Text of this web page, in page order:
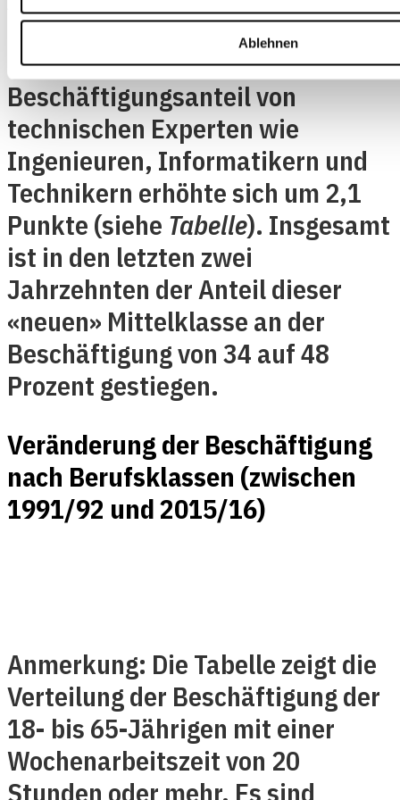
Ablehnen
Sozialarbeitern stieg um 3,3
Punkte, und der
Beschäftigungsanteil von
technischen Experten wie
Ingenieuren, Informatikern und
Technikern erhöhte sich um 2,1
Punkte (siehe Tabelle). Insgesamt
ist in den letzten zwei
Jahrzehnten der Anteil dieser
«neuen» Mittelklasse an der
Beschäftigung von 34 auf 48
Prozent gestiegen.
Veränderung der Beschäftigung
nach Berufsklassen (zwischen
1991/92 und 2015/16)
Anmerkung: Die Tabelle zeigt die
Verteilung der Beschäftigung der
18- bis 65-Jährigen mit einer
Wochenarbeitszeit von 20
Stunden oder mehr. Es sind